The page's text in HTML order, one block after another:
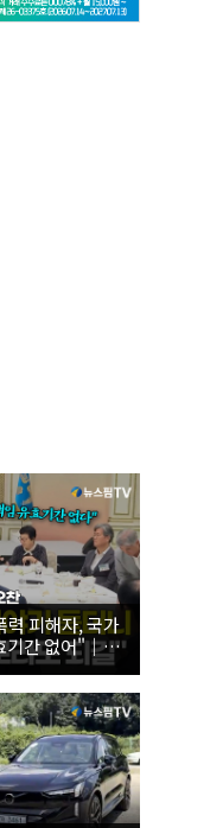
피해자, 국가
기간 없어"｜
오찬